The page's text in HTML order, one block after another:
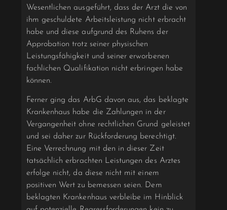
Wesentlichen ausgeführt, dass der Arzt die von
ihm geschuldete Arbeitsleistung nicht erbracht
habe und diese aufgrund des Ruhens der
Approbation trotz seiner physischen
Leistungsfähigkeit und seiner erworbenen
fachlichen Qualifikation nicht erbringen habe
können.
Ferner ging das ArbG davon aus, das beklagte
Krankenhaus habe die Zahlungen in der
Vergangenheit ohne rechtlichen Grund geleistet
und sei daher zur Rückforderung berechtigt.
Eine Verrechnung mit den in dieser Zeit
tatsächlich erbrachten Leistungen des Arztes
erfolge nicht, da diese nicht mit einem
positiven Wert zu bemessen seien. Dem
beklagten Krankenhaus verbleibe im Hinblick